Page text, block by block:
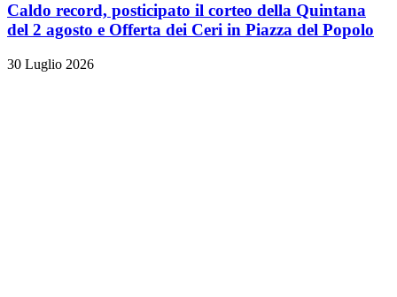
Caldo record, posticipato il corteo della Quintana
del 2 agosto e Offerta dei Ceri in Piazza del Popolo
30 Luglio 2026